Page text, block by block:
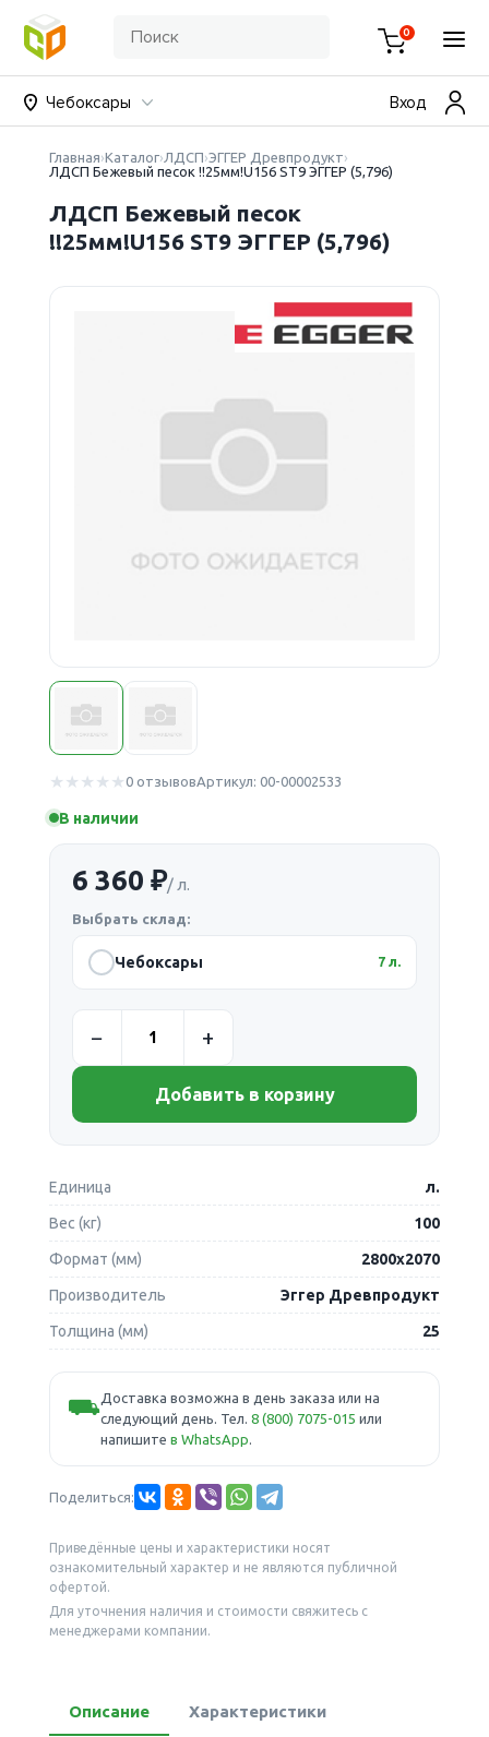
0
Чебоксары Вход
Главная Каталог ЛДСП ЭГГЕР Древпродукт
ЛДСП Бежевый песок !!25мм!U156 ST9 ЭГГЕР (5,796)
ЛДСП Бежевый песок
!!25мм!U156 ST9 ЭГГЕР (5,796)
0 отзывовАртикул: 00-00002533
В наличии
6 360 ₽/ л.
Выбрать склад:
Чебоксары 7 л.
Добавить в корзину
Единица л.
Вес (кг) 100
Формат (мм) 2800х2070
Производитель Эггер Древпродукт
Толщина (мм) 25
⛟Доставка возможна в день заказа или на
следующий день. Тел. 8 (800) 7075-015 или
напишите в WhatsApp.
Поделиться:
Приведённые цены и характеристики носят
ознакомительный характер и не являются публичной
офертой.
Для уточнения наличия и стоимости свяжитесь с
менеджерами компании.
Описание Характеристики